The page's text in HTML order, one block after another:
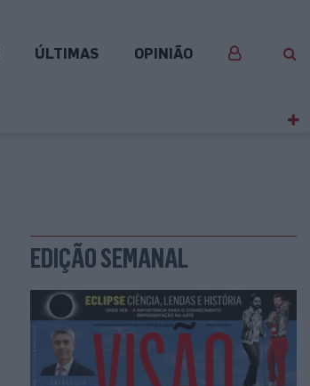
ÚLTIMAS OPINIÃO
EDIÇÃO SEMANAL